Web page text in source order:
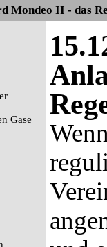
Mondeo II - das
Gase